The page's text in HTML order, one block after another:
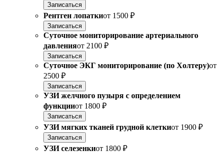
Записаться
Рентген лопаткиот 1500 ₽
Записаться
Суточное мониторирование артериального
давленияот 2100 ₽
Записаться
Суточное ЭКГ мониторирование (по Холтеру)от
2500 ₽
Записаться
УЗИ желчного пузыря с определением
функцииот 1800 ₽
Записаться
УЗИ мягких тканей грудной клеткиот 1900 ₽
Записаться
УЗИ селезенкиот 1800 ₽